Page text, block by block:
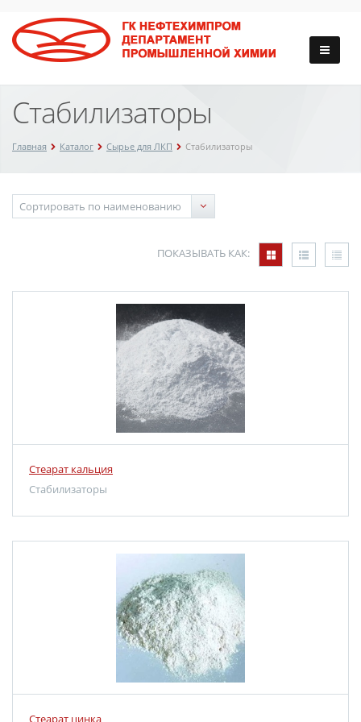
Стабилизаторы
Главная Каталог Сырье для ЛКП Стабилизаторы
ПОКАЗЫВАТЬ КАК:
Стеарат кальция
Стабилизаторы
Стеарат цинка